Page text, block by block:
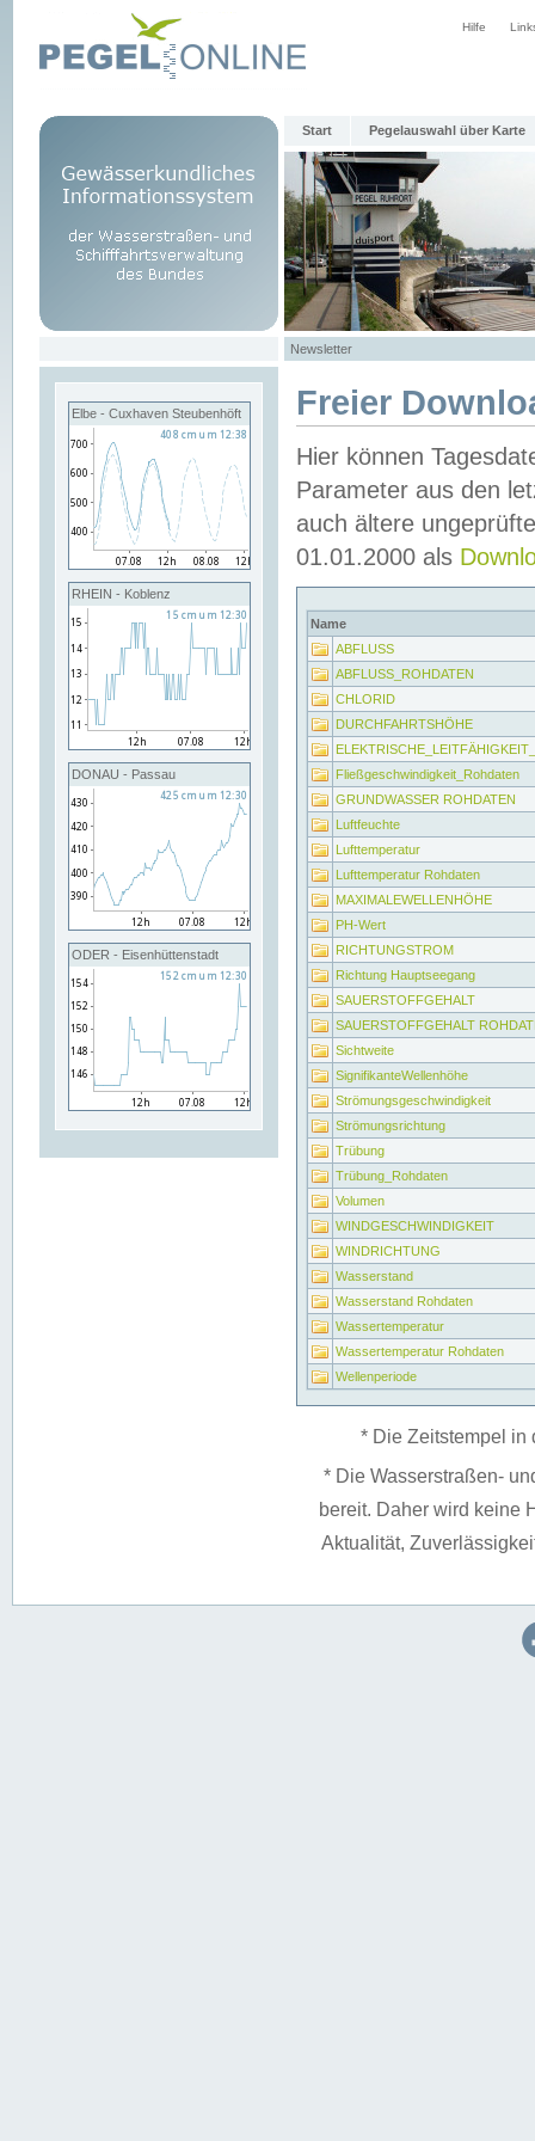
Hilfe
Start Pegelauswahl über Karte
Newsletter
Elbe - Cuxhaven Steubenhöft
RHEIN - Koblenz
DONAU - Passau
ODER - Eisenhüttenstadt
Freier
Hier können
Parameter aus den
auch ältere
01.01.2000 als
Name
ABFLUSS
ABFLUSS_ROHDATEN
CHLORID
DURCHFAHRTSHÖHE
Fließgeschwindigkeit_Rohdaten
GRUNDWASSER ROHDATEN
Luftfeuchte
Lufttemperatur
Lufttemperatur Rohdaten
MAXIMALEWELLENHÖHE
PH-Wert
RICHTUNGSTROM
Richtung Hauptseegang
SAUERSTOFFGEHALT
SAUERSTOFFGEHALT
Sichtweite
SignifikanteWellenhöhe
Strömungsgeschwindigkeit
Strömungsrichtung
Trübung
Trübung_Rohdaten
Volumen
WINDGESCHWINDIGKEIT
WINDRICHTUNG
Wasserstand
Wasserstand Rohdaten
Wassertemperatur
Wassertemperatur Rohdaten
Wellenperiode
* Die Zeitstempel in
* Die Wasserstraßen-
bereit. Daher wird keine
Aktualität,